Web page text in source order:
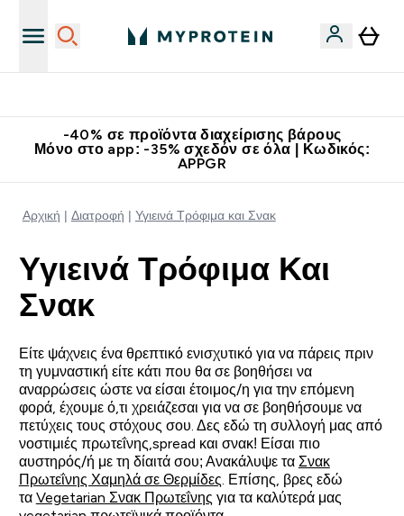
-40% σε προϊόντα διαχείρισης βάρους
Μόνο στο app: -35% σχεδόν σε όλα | Κωδικός:
APPGR
Αρχική Διατροφή Υγιεινά Τρόφιμα και Σνακ
Υγιεινά Τρόφιμα Και
Σνακ
Είτε ψάχνεις ένα θρεπτικό ενισχυτικό για να πάρεις πριν
τη γυμναστική είτε κάτι που θα σε βοηθήσει να
αναρρώσεις ώστε να είσαι έτοιμος/η για την επόμενη
φορά, έχουμε ό,τι χρειάζεσαι για να σε βοηθήσουμε να
πετύχεις τους στόχους σου. Δες εδώ τη συλλογή μας από
νοστιμιές πρωτεΐνης,spread και σνακ! Είσαι πιο
αυστηρός/ή με τη δίαιτά σου; Ανακάλυψε τα Σνακ
Πρωτεΐνης Χαμηλά σε Θερμίδες . Επίσης, βρες εδώ
τα Vegetarian Σνακ Πρωτεΐνης για τα καλύτερά μας